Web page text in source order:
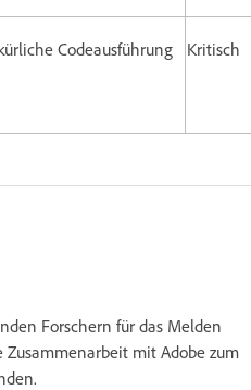
Codeausführung Kritisch
Forschern für das Melden
mit Adobe zum